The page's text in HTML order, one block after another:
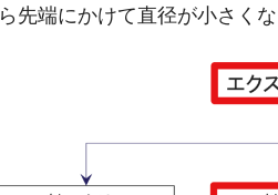
ら先端にかけて直径が小さく